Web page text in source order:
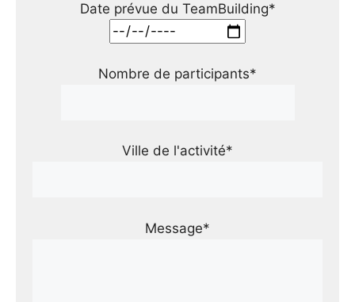
Date prévue du TeamBuilding*
Nombre de participants*
Ville de l'activité*
Message*